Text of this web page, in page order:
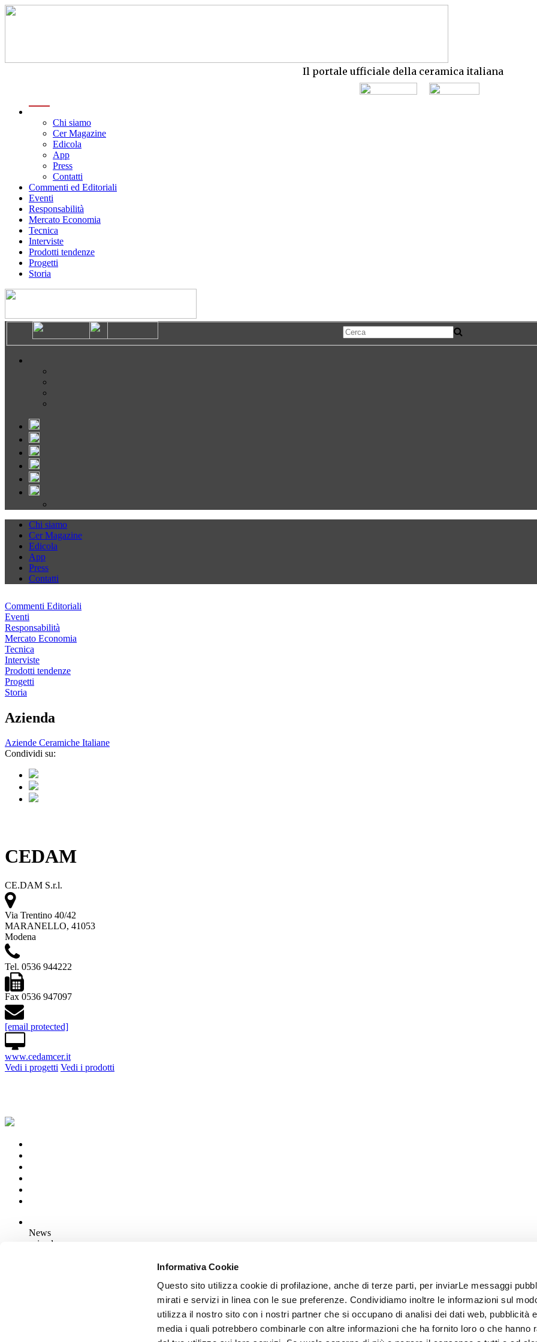
Informativa Cookie
Questo sito utilizza cookie di profilazione, anche di terze parti, per inviarLe messaggi
mirati e servizi in linea con le sue preferenze. Condividiamo inoltre le informazioni sul
utilizza il nostro sito con i nostri partner che si occupano di analisi dei dati web, pubblicità
media i quali potrebbero combinarle con altre informazioni che ha fornito loro o che hanno
Il portale ufficiale della ceramica italiana
Chi siamo
Cer Magazine
Edicola
App
Press
Contatti
Commenti ed Editoriali
Eventi
Responsabilità
Mercato Economia
Tecnica
Interviste
Prodotti tendenze
Progetti
Storia
Chi siamo
Cer Magazine
Edicola
App
Press
Contatti
Commenti Editoriali
Eventi
Responsabilità
Mercato Economia
Tecnica
Interviste
Prodotti tendenze
Progetti
Storia
Azienda
Aziende Ceramiche Italiane
Condividi su:
CEDAM
CE.DAM S.r.l.
Via Trentino 40/42
MARANELLO, 41053
Modena
Tel. 0536 944222
Fax 0536 947097
[email protected]
www.cedamcer.it
Vedi i progetti Vedi i prodotti
News
aziende